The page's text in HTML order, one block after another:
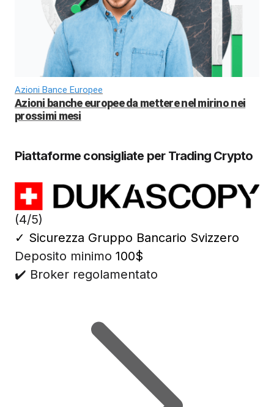
Azioni Bance Europee
Azioni banche europee da mettere nel mirino nei
prossimi mesi
Piattaforme consigliate per Trading Crypto
(4/5)
✓ Sicurezza Gruppo Bancario Svizzero
Deposito minimo 100$
✔️ Broker regolamentato